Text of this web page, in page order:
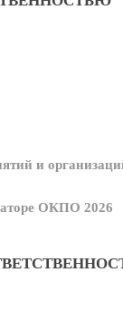
и
ОКПО 2026